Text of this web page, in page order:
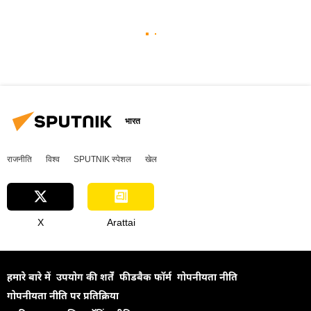
भारत
राजनीति विश्व SPUTNIK स्पेशल खेल
X Arattai
हमारे बारे में उपयोग की शर्तें फीडबैक फॉर्म गोपनीयता नीति
गोपनीयता नीति पर प्रतिक्रिया